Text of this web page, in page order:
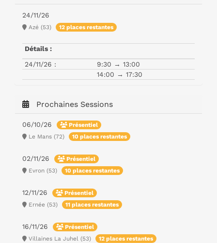
24/11/26
Azé (53) 12 places restantes
Détails :
24/11/26 :
9:30 → 13:00
14:00 → 17:30
Prochaines Sessions
06/10/26
Présentiel
Le Mans (72)
10 places restantes
02/11/26
Présentiel
Evron (53)
10 places restantes
12/11/26
Présentiel
Ernée (53)
11 places restantes
16/11/26
Présentiel
Villaines La Juhel (53)
12 places restantes